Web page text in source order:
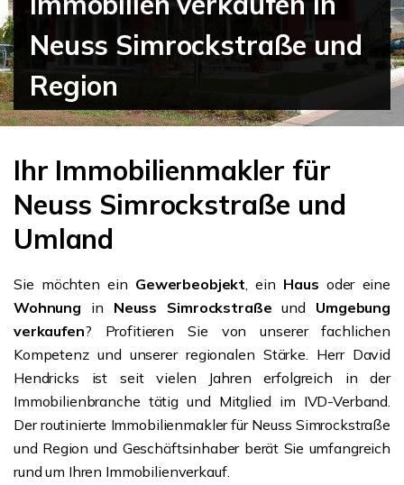
Neuss Simrockstraße und
Region
Ihr Immobilienmakler für
Neuss Simrockstraße und
Umland
Sie möchten ein Gewerbeobjekt, ein Haus oder eine
Wohnung in Neuss Simrockstraßeund Umgebung
verkaufen? Profitieren Sie von unserer fachlichen
Kompetenz und unserer regionalen Stärke. Herr David
Hendricks ist seit vielen Jahren erfolgreich in der
Immobilienbranche tätig und Mitglied im IVD-Verband.
Der routinierte Immobilienmakler für Neuss Simrockstraße
und Region und Geschäftsinhaber berät Sie umfangreich
rund um Ihren Immobilienverkauf.